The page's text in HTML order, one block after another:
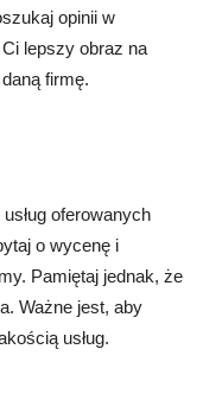
opinii w
lepszy obraz na
firmę.
oferowanych
o wycenę i
Pamiętaj jednak, że
Ważne jest, aby
usług.